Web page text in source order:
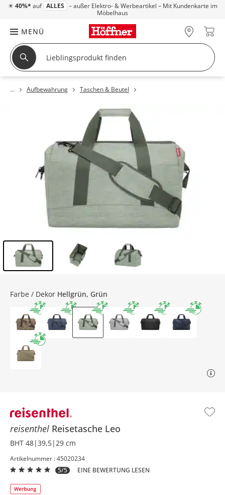
☀ 40%* auf ALLES – außer Elektro- & Werbeartikel – Mit Kundenkarte im
Möbelhaus
MENÜ
Aufbewahrung Taschen & Beutel
reisenthel Reisetasche Leo
BHT 48|39,5|29 cm
Artikelnummer : 45020234
5/5
EINE BEWERTUNG LESEN
Farbe / Dekor Hellgrün, Grün